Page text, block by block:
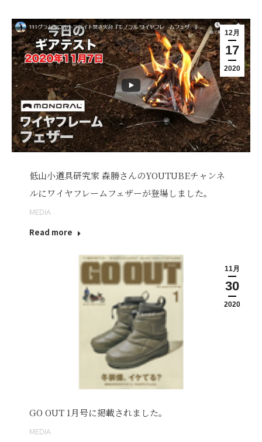
12月
17
2020
低山小道具研究家 森勝さんのYOUTUBEチャンネ
ルにワイヤフレームフェザーが登場しました。
MEDIA
Read more
11月
30
2020
GO OUT 1月号に掲載されました。
MEDIA